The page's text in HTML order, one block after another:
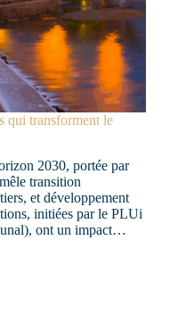
qui transforment le
2030, portée par
transition
et développement
initiées par le PLUi
ont un impact…